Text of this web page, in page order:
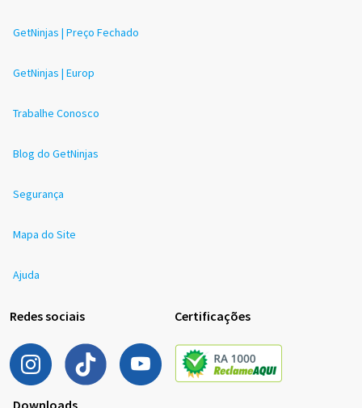
GetNinjas | Preço Fechado
GetNinjas | Europ
Trabalhe Conosco
Blog do GetNinjas
Segurança
Mapa do Site
Ajuda
Redes sociais Certificações
Downloads